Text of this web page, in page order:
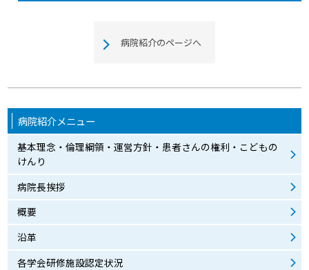
病院紹介のページへ
病院紹介メニュー
基本理念・倫理綱領・運営方針・患者さんの権利・こどもの
けんり
病院長挨拶
概要
沿革
各学会研修施設認定状況